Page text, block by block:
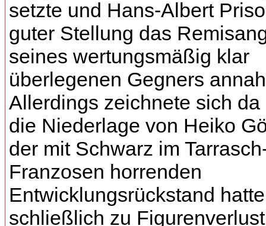
setzte und Hans-Albert
guter Stellung das
seines wertungsmäßig klar
überlegenen Gegners
Allerdings zeichnete sich da
die Niederlage von Heiko
der mit Schwarz im
Franzosen horrenden
Entwicklungsrückstand
schließlich zu